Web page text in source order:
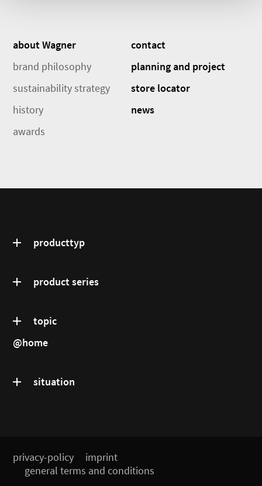
about Wagner
brand philosophy
sustainability strategy
history
awards
contact
planning and project
store locator
news
producttyp
product series
topic
@home
situation
privacy-policy
imprint
general terms and conditions